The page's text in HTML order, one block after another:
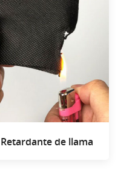
Retardante de llama